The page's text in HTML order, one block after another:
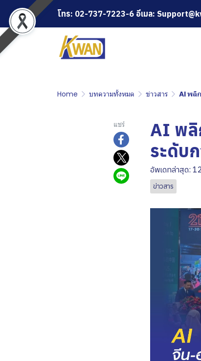
โทร: 02-737-7223-6 อีเมล:
Home บทความทั้งหมด ข่าวสาร AI พลิ
แชร์
AI พลิ
ระดับ
อัพเดทล่าสุด:
ข่าวสาร